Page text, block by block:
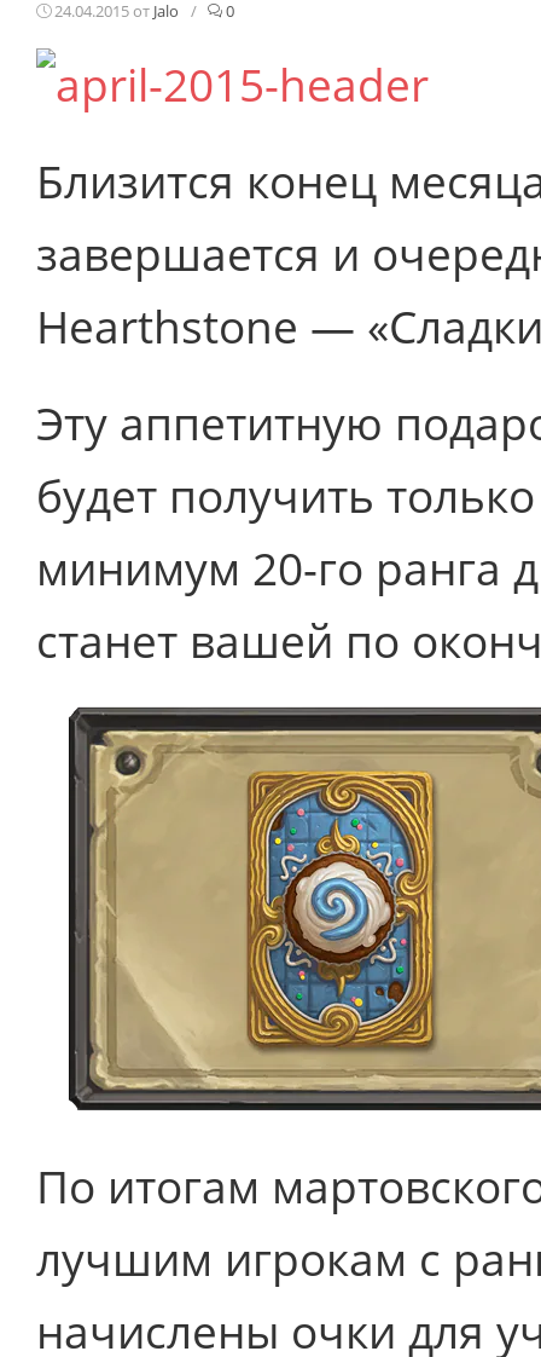
24.04.2015от Jalo / 0
Близится конец
завершается и
Hearthstone —
Эту аппетитную
будет получить
минимум 20-го ранга
станет вашей по
По итогам
лучшим игрокам с
начислены очки для